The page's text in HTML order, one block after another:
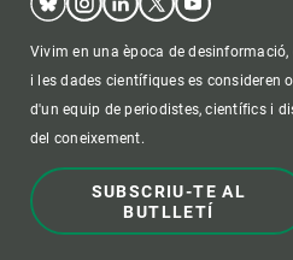
Vivim en una època de
i les dades científiques es consideren
d'un equip de periodistes, científics i
del coneixement.
SUBSCRIU-TE AL
BUTLLETÍ